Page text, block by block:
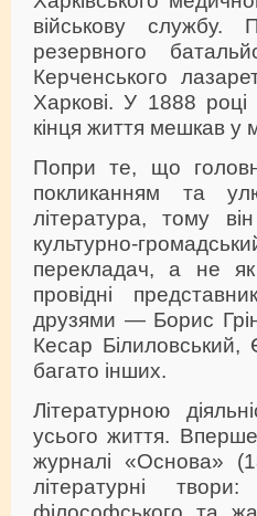
військову службу.
резервного
Керченського
Харкові. У 1888
кінця життя мешкав у
Попри те, що
покликанням та
література, тому
культурно-
перекладач, а не як
провідні
друзями — Борис
Кесар
багато інших.
Літературною
усього життя.
журналі «Основа»
літературні